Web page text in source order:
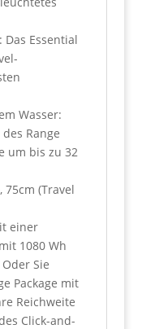
Das Essential
Wasser:
Range
um bis zu 32
75cm (Travel
einer
1080 Wh
Sie
Package mit
Reichweite
Click-and-